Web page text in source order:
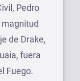
Pedro
de Drake,
fuera
Fuego.